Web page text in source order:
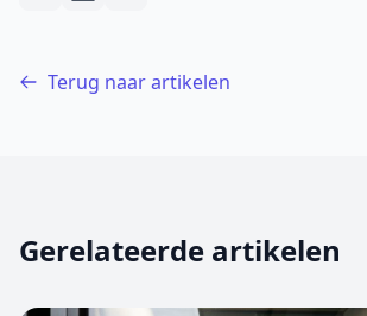
Terug naar artikelen
Gerelateerde artikelen